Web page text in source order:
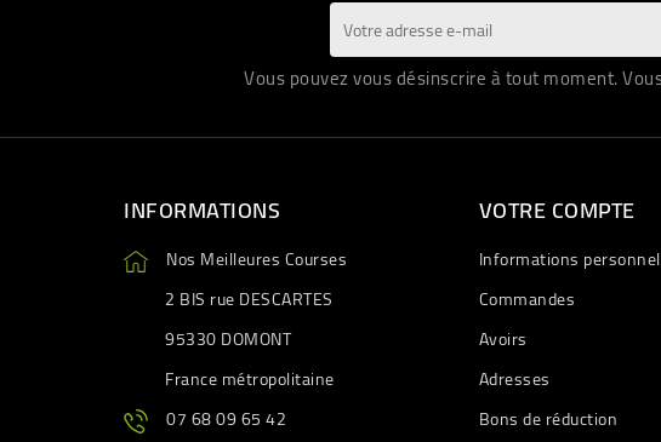
Vous pouvez vous désinscrire à tout moment.
INFORMATIONS
Nos Meilleures Courses
2 BIS rue DESCARTES
95330 DOMONT
France métropolitaine
07 68 09 65 42
VOTRE COMPTE
Informations
Commandes
Avoirs
Adresses
Bons de réduction